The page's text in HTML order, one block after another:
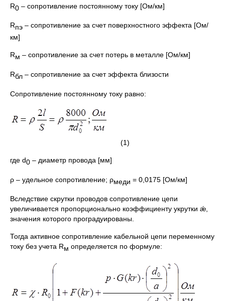
R0 – сопротивление постоянному току [Ом/км]
Rпэ – сопротивление за счет поверхностного эффекта [Ом/
км]
Rм – сопротивление за счет потерь в металле [Ом/км]
Rбл – сопротивление за счет эффекта близости
Сопротивление постоянному току равно:
(1)
где d0 – диаметр провода [мм]
ρ – удельное сопротивление; ρмеди = 0,0175 [Ом/км]
Вследствие скрутки проводов сопротивление цепи
увеличивается пропорционально коэффициенту укрутки ǽ,
значения которого проградуированы.
Тогда активное сопротивление кабельной цепи переменному
току без учета Rм определяется по формуле: